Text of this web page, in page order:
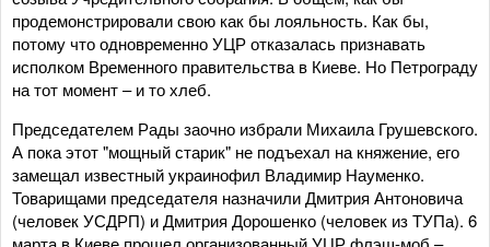
продемонстрировали свою как бы лояльность. Как бы,
потому что одновременно УЦР отказалась признавать
исполком Временного правительства в Киеве. Но Петрограду
на тот момент – и то хлеб.
Председателем Рады заочно избрали Михаила Грушевского.
А пока этот "мощный старик" не подъехал на княжение, его
замещал известный украинофил Владимир Науменко.
Товарищами председателя назначили Дмитрия Антоновича
(человек УСДРП) и Дмитрия Дорошенко (человек из ТУПа). 6